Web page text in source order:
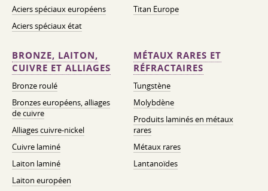
Aciers spéciaux européens
Aciers spéciaux état
Titan Europe
BRONZE, LAITON,
CUIVRE ET ALLIAGES
Bronze roulé
Bronzes européens, alliages
de cuivre
Alliages cuivre-nickel
Cuivre laminé
Laiton laminé
Laiton européen
MÉTAUX RARES ET
RÉFRACTAIRES
Tungstène
Molybdène
Produits laminés en métaux
rares
Métaux rares
Lantanoïdes